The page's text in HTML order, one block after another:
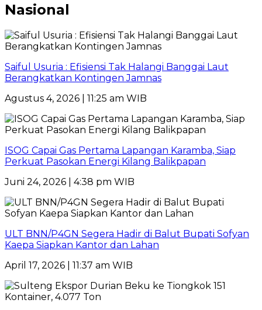
Nasional
Saiful Usuria : Efisiensi Tak Halangi Banggai Laut
Berangkatkan Kontingen Jamnas
Agustus 4, 2026 | 11:25 am WIB
ISOG Capai Gas Pertama Lapangan Karamba, Siap
Perkuat Pasokan Energi Kilang Balikpapan
Juni 24, 2026 | 4:38 pm WIB
ULT BNN/P4GN Segera Hadir di Balut Bupati Sofyan
Kaepa Siapkan Kantor dan Lahan
April 17, 2026 | 11:37 am WIB